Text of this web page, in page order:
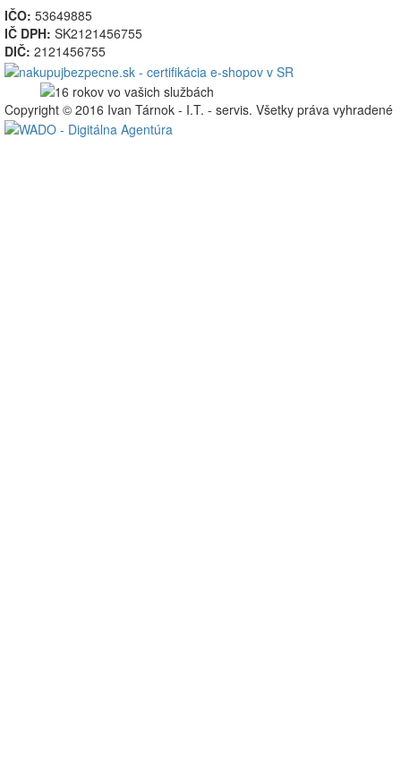
IČO: 53649885
IČ DPH: SK2121456755
DIČ: 2121456755
Copyright © 2016 Ivan Tárnok - I.T. - servis. Všetky práva vyhradené